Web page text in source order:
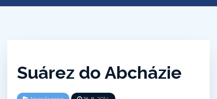
Suárez do Abcházie